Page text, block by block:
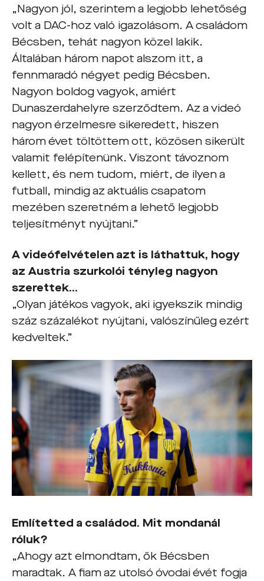
„Nagyon jól, szerintem a legjobb lehetőség
volt a DAC-hoz való igazolásom. A családom
Bécsben, tehát nagyon közel lakik.
Általában három napot alszom itt, a
fennmaradó négyet pedig Bécsben.
Nagyon boldog vagyok, amiért
Dunaszerdahelyre szerződtem. Az a videó
nagyon érzelmesre sikeredett, hiszen
három évet töltöttem ott, közösen sikerült
valamit felépítenünk. Viszont távoznom
kellett, és nem tudom, miért, de ilyen a
futball, mindig az aktuális csapatom
mezében szeretném a lehető legjobb
teljesítményt nyújtani.”
A videófelvételen azt is láthattuk, hogy
az Austria szurkolói tényleg nagyon
szerettek…
„Olyan játékos vagyok, aki igyekszik mindig
száz százalékot nyújtani, valószínűleg ezért
kedveltek.”
Említetted a családod. Mit mondanál
róluk?
„Ahogy azt elmondtam, ők Bécsben
maradtak. A fiam az utolsó óvodai évét fogja